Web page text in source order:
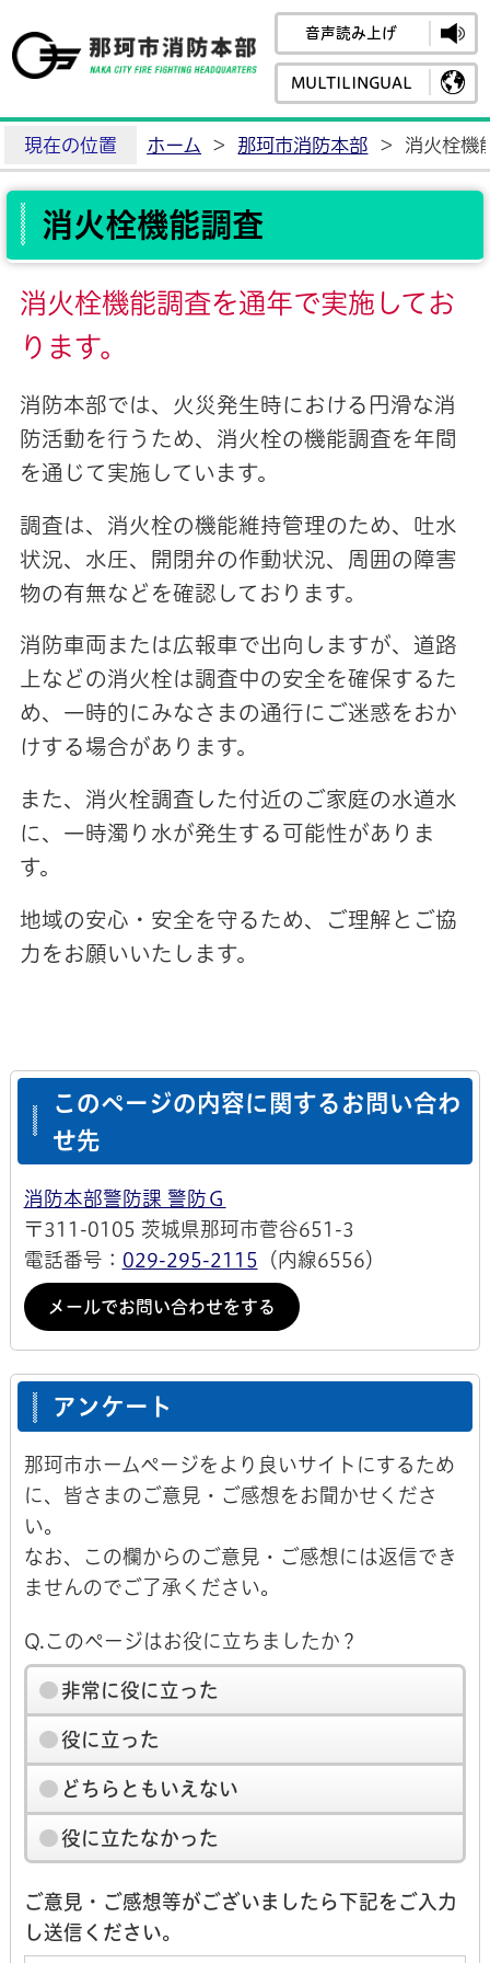
那珂市消
音声読み上げ
MULTILINGUAL
現在の位置 ホーム > 那珂市消防本部 > 消火栓機
消火栓機能調査
消火栓機能調査を通年で実施してお
ります。
消防本部では、火災発生時における円滑な消
防活動を行うため、消火栓の機能調査を年間
を通じて実施しています。
調査は、消火栓の機能維持管理のため、吐水
状況、水圧、開閉弁の作動状況、周囲の障害
物の有無などを確認しております。
消防車両または広報車で出向しますが、道路
上などの消火栓は調査中の安全を確保するた
め、一時的にみなさまの通行にご迷惑をおか
けする場合があります。
また、消火栓調査した付近のご家庭の水道水
に、一時濁り水が発生する可能性がありま
す。
地域の安心・安全を守るため、ご理解とご協
力をお願いいたします。
このページの内容に関するお問い合わ
せ先
消防本部警防課 警防Ｇ
〒311-0105 茨城県那珂市菅谷651-3
電話番号： 029-295-2115 （内線6556）
メールでお問い合わせをする
アンケート
那珂市ホームページをより良いサイトにするため
に、皆さまのご意見・ご感想をお聞かせくださ
い。
なお、この欄からのご意見・ご感想には返信でき
ませんのでご了承ください。
Q.このページはお役に立ちましたか？
非常に役に立った
役に立った
どちらともいえない
役に立たなかった
ご意見・ご感想等がございましたら下記をご入力
し送信ください。